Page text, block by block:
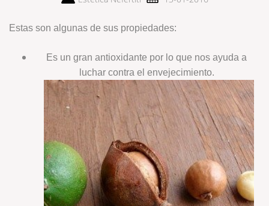
Estas son algunas de sus propiedades:
Es un gran antioxidante por lo que nos ayuda a
luchar contra el envejecimiento.